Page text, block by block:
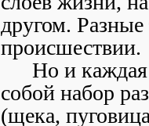
другом.
происшествии.
Но и каждая
собой набор
(щека,